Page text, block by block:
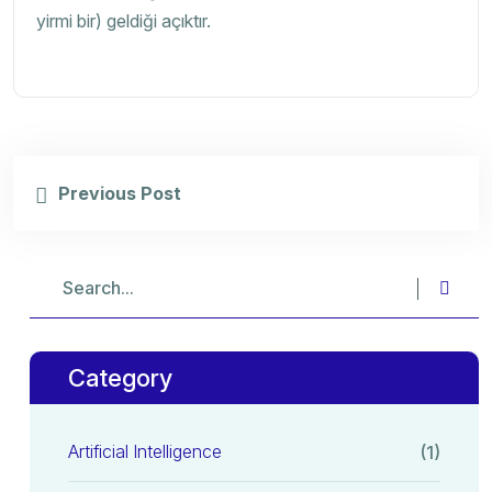
yirmi bir) geldiği açıktır.
Previous Post
Category
Artificial Intelligence (1)